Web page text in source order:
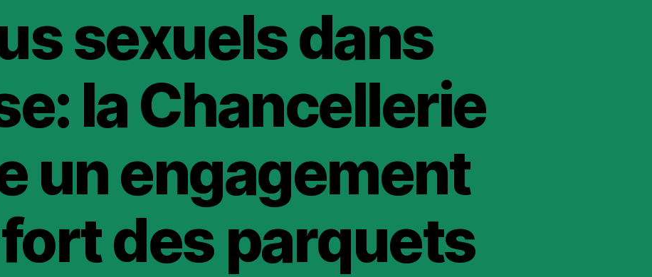
sexuels dans
la Chancellerie
un engagement
des parquets